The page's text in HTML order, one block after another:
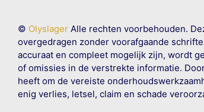
© OlyslagerAlle rechten voorbehouden.
overgedragen zonder voorafgaande
accuraat en compleet mogelijk zijn, wordt
of omissies in de verstrekte informatie.
heeft om de vereiste
enig verlies, letsel, claim en schade